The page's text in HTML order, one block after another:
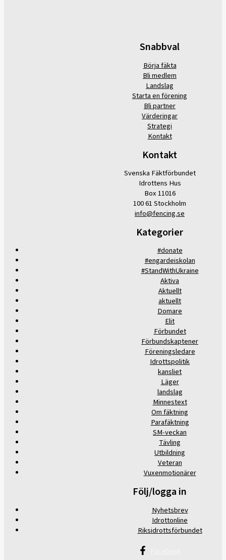
Snabbval
Börja fäkta
Bli medlem
Landslag
Starta en förening
Bli partner
Värderingar
Strategi
Kontakt
Kontakt
Svenska Fäktförbundet
Idrottens Hus
Box 11016
100 61 Stockholm
info@fencing.se
Kategorier
#donate
#engardeiskolan
#StandWithUkraine
Aktiva
Aktuellt
aktuellt
Domare
Elit
Förbundet
Förbundskaptener
Föreningsledare
Idrottspolitik
kansliet
Läger
landslag
Minnestext
Om fäktning
Parafäktning
SM-veckan
Tävling
Utbildning
Veteran
Vuxenmotionärer
Följ/logga in
Nyhetsbrev
Idrottonline
Riksidrottsförbundet